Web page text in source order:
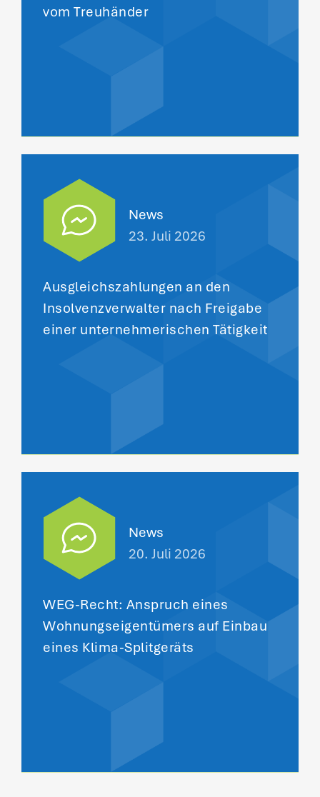
vom Treuhänder
News
23. Juli 2026
Ausgleichszahlungen an den
Insolvenzverwalter nach Freigabe
einer unternehmerischen Tätigkeit
News
20. Juli 2026
WEG-Recht: Anspruch eines
Wohnungseigentümers auf Einbau
eines Klima-Splitgeräts